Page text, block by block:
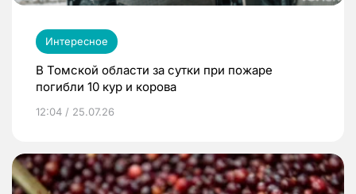
Интересное
В Томской области за сутки при пожаре
погибли 10 кур и корова
12:04 / 25.07.26